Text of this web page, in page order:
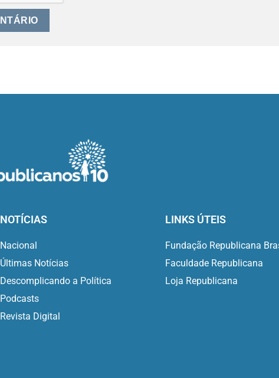
NOTÍCIAS
Nacional
Últimas Notícias
Descomplicando a Política
Podcasts
Revista Digital
LINKS ÚTEIS
Fundação Republicana
Faculdade Republicana
Loja Republicana